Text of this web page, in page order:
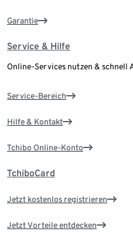
Garantie
Service & Hilfe
Online-Services nutzen & schnell
Service-Bereich
Hilfe & Kontakt
Tchibo Online-Konto
TchiboCard
Jetzt kostenlos registrieren
Jetzt Vorteile entdecken